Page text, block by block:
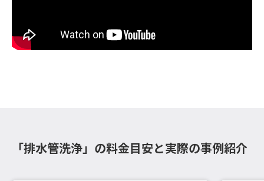
「排水管洗浄」の料金目安と実際の事例紹介